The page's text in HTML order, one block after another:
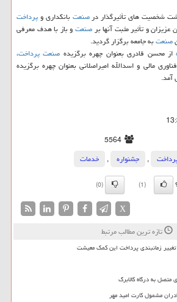
شخصیت های تأثیرگذار درصنعتبانكداری وپرداخت
عزیزان و تأثیر مثبت آنها برصنعتو باز با هدف معرفی
صنعتبه جامعه برگزار گردید.
از محسن قادری بعنوان چهره برگزیده صنعت پرداخت،
مالی و اسدالله امیراصلانی بعنوان چهره برگزیده
آمد.
5564
, جشنواره ,
خدمات
(1)
(0)
X
تازه ترین مطالب مرتبط
تغییر زمانبندی پرداخت این کمک معیشت
متصل به درگاه کالابرگ